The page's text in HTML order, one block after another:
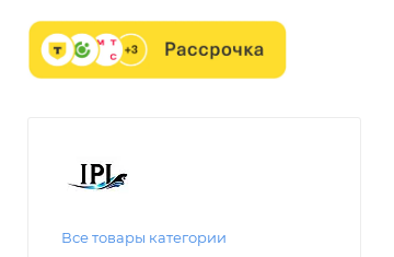
Все товары категории